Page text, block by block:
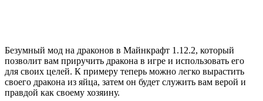
Безумный мод на драконов в Майнкрафт 1.12.2, который
позволит вам приручить дракона в игре и использовать его
для своих целей. К примеру теперь можно легко вырастить
своего дракона из яйца, затем он будет служить вам верой и
правдой как своему хозяину.